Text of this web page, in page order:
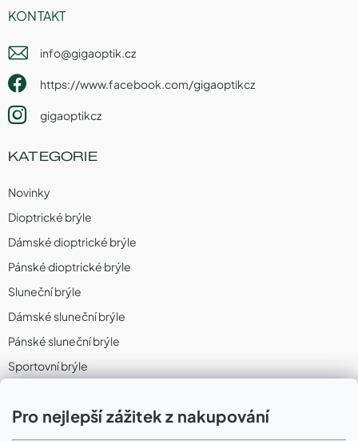
Pro nejlepší zážitek z nakupování
KONTAKT
info@gigaoptik.cz
https://www.facebook.com/gigaoptikcz
gigaoptikcz
KATEGORIE
Novinky
Dioptrické brýle
Dámské dioptrické brýle
Pánské dioptrické brýle
Sluneční brýle
Dámské sluneční brýle
Pánské sluneční brýle
Sportovní brýle
Sportovní dioptrické brýle